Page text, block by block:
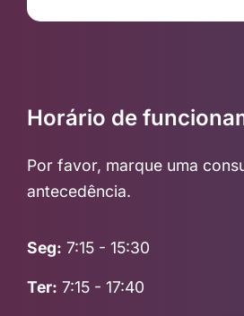
Horário de
Por favor, marque uma
antecedência.
Seg: 7:15 - 15:30
Ter: 7:15 - 17:40